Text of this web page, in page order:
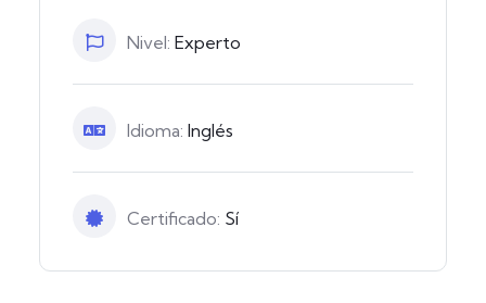
Nivel: Experto
Idioma: Inglés
Certificado: Sí